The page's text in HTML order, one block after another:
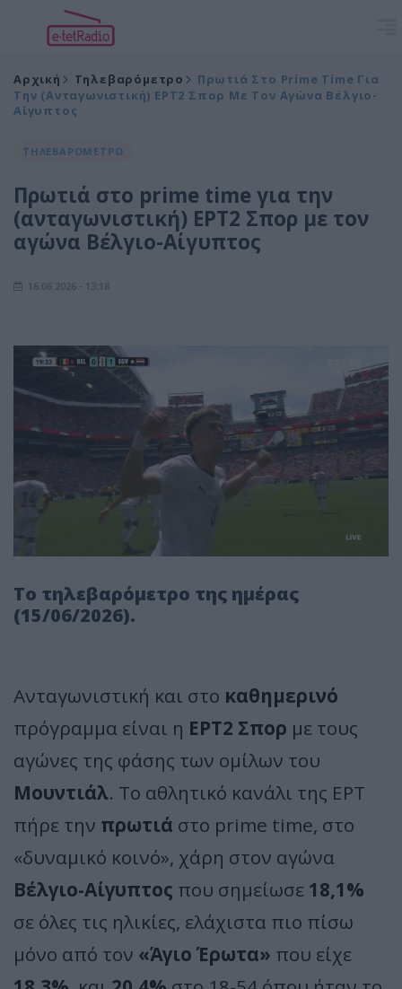
Αρχική Τηλεβαρόμετρο
Πρωτιά Στο Prime Time Για
Την (ανταγωνιστική) ΕΡΤ2 Σπορ Με Τον Αγώνα Βέλγιο-
Αίγυπτος
ΤΗΛΕΒΑΡΟΜΕΤΡΟ
Πρωτιά στο prime time για την
(ανταγωνιστική) ΕΡΤ2 Σπορ με τον
αγώνα Βέλγιο-Αίγυπτος
16.06.2026 - 13:18
Το τηλεβαρόμετρο της ημέρας
(15/06/2026).
Ανταγωνιστική και στο καθημερινό
πρόγραμμα είναι η ΕΡΤ2 Σπορ με τους
αγώνες της φάσης των ομίλων του
Μουντιάλ. Το αθλητικό κανάλι της ΕΡΤ
πήρε την πρωτιά στο prime time, στο
«δυναμικό κοινό», χάρη στον αγώνα
Βέλγιο-Αίγυπτος που σημείωσε 18,1%
σε όλες τις ηλικίες, ελάχιστα πιο πίσω
μόνο από τον «Άγιο Έρωτα» που είχε